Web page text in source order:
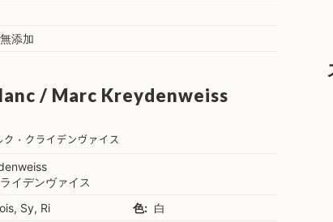
添加
/ Marc Kreydenweiss
・クライデンヴァイス
イデンヴァイス
Sy, Ri 色: 白